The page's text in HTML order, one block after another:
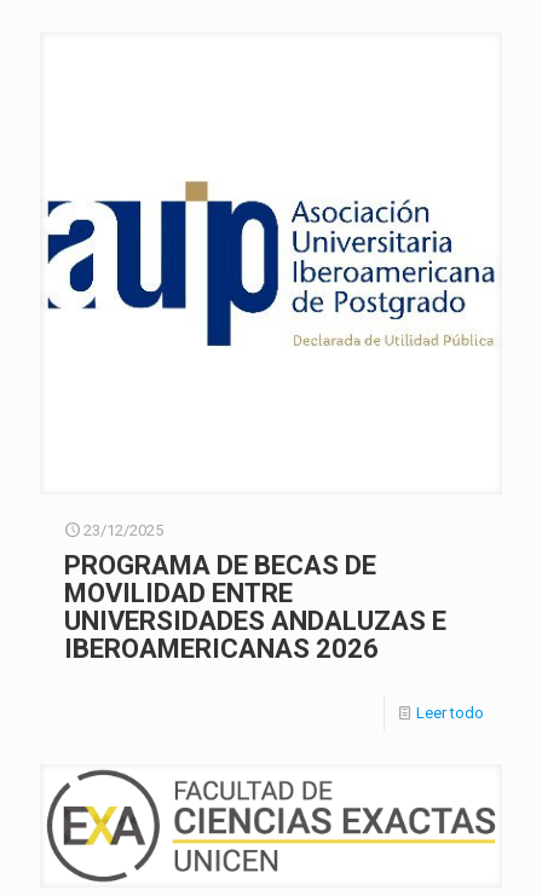
23/12/2025
PROGRAMA DE BECAS DE
MOVILIDAD ENTRE
UNIVERSIDADES ANDALUZAS E
IBEROAMERICANAS 2026
Leer todo